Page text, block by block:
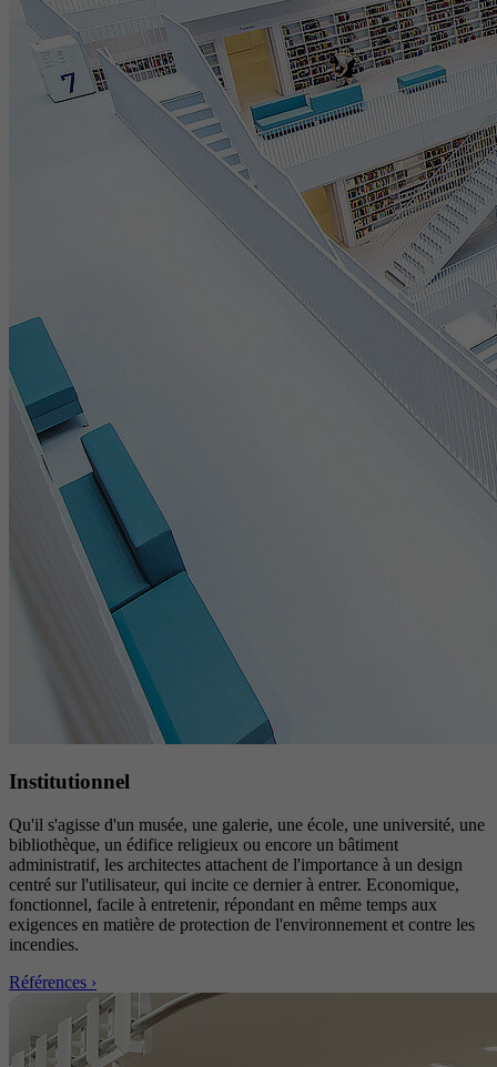
Institutionnel
Qu'il s'agisse d'un musée, une galerie, une école, une université, une
bibliothèque, un édifice religieux ou encore un bâtiment
administratif, les architectes attachent de l'importance à un design
centré sur l'utilisateur, qui incite ce dernier à entrer. Economique,
fonctionnel, facile à entretenir, répondant en même temps aux
exigences en matière de protection de l'environnement et contre les
incendies.
Références ›